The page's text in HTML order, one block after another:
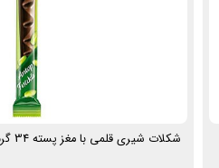
شکلات شیری قلمی با مغز پسته 34 گرم اتی